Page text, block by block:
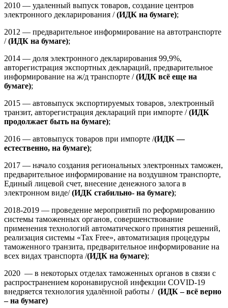
2010 — удаленный выпуск товаров, создание центров
электронного декларирования /(ИДК на бумаге);
2012 — предварительное информирование на автотранспорте
/(ИДК на бумаге);
2014 — доля электронного декларирования 99,9%,
авторегистрация экспортных деклараций, предварительное
информирование на ж/д транспорте /(ИДК всё еще на
бумаге);
2015 — автовыпуск экспортируемых товаров, электронный
транзит, авторегистрация деклараций при импорте /(ИДК
продолжает быть на бумаге);
2016 — автовыпуск товаров при импорте /(ИДК —
естественно, на бумаге);
2017 — начало создания региональных электронных таможен,
предварительное информирование на воздушном транспорте,
Единый лицевой счет, внесение денежного залога в
электронном виде/(ИДК стабильно- на бумаге);
2018-2019 — проведение мероприятий по реформированию
системы таможенных органов, совершенствование
применения технологий автоматического принятия решений,
реализация системы «Tax Free», автоматизация процедуры
таможенного транзита, предварительное информирование на
всех видах транспорта /(ИДК на бумаге);
2020 — в некоторых отделах таможенных органов в связи с
распространением коронавирусной инфекции COVID-19
внедряется технология удалённой работы / (ИДК – всё верно
– на бумаге)